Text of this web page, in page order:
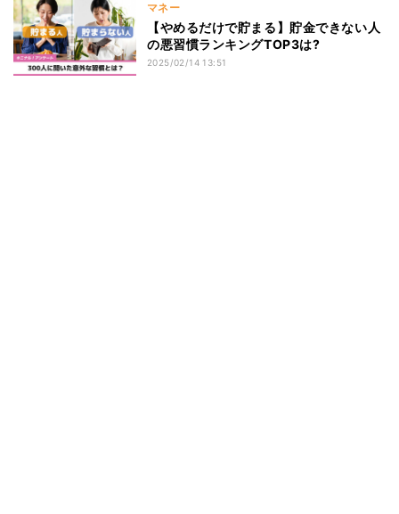
マネー
【やめるだけで貯まる】貯金できない人
の悪習慣ランキングTOP3は?
2025/02/14 13:51